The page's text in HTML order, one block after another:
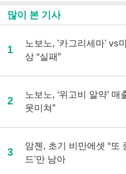
많이 본 기사
1
노보노, '카그리세마' vs
상 “실패”
2
노보노, ‘위고비 알약’ 매
못미쳐”
3
암젠, 초기 비만에셋 “또
드'만 남아